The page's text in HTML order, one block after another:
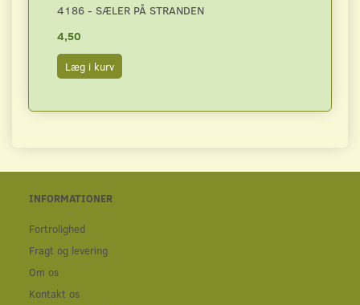
4186 - SÆLER PÅ STRANDEN
4,50
Læg i kurv
INFORMATIONER
Fortrolighed
Fragt og levering
Om os
Kontakt os